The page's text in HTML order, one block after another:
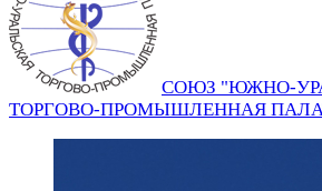
СОЮЗ "ЮЖНО-
ТОРГОВО-ПРОМЫШЛЕННАЯ